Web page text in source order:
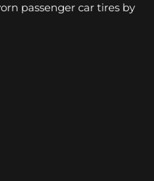
passenger car tires by